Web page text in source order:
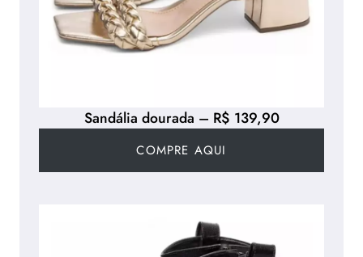
Sandália dourada – R$ 139,90
COMPRE AQUI